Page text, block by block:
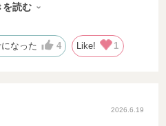
、巷でいうところのハズレだった
部分が崩れてはいるのですが、私
感じました。ハートに見えない寂
を読む
なった 4 Like! 1
2026.6.19